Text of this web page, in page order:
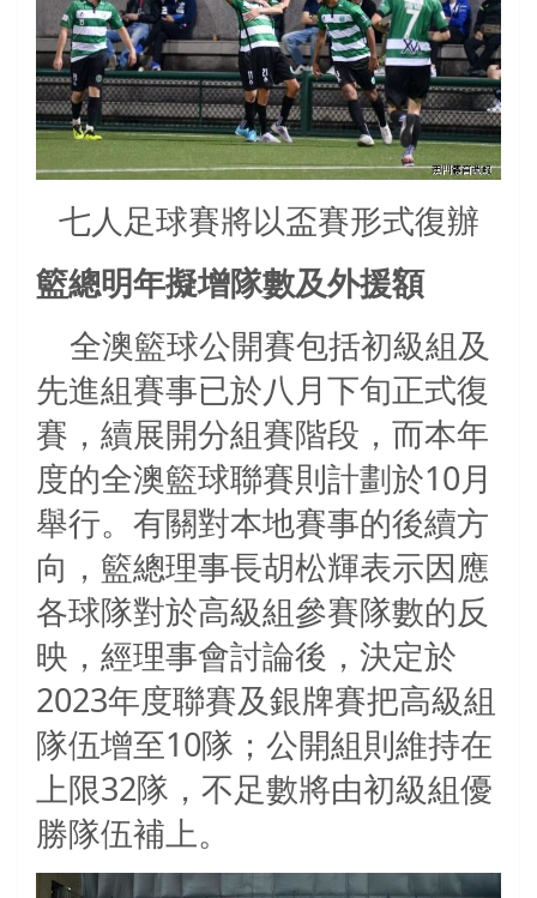
七人足球賽將以盃賽形式復辦
籃總明年擬增隊數及外援額
全澳籃球公開賽包括初級組及
先進組賽事已於八月下旬正式復
賽，續展開分組賽階段，而本年
度的全澳籃球聯賽則計劃於10月
舉行。有關對本地賽事的後續方
向，籃總理事長胡松輝表示因應
各球隊對於高級組參賽隊數的反
映，經理事會討論後，決定於
2023年度聯賽及銀牌賽把高級組
隊伍增至10隊；公開組則維持在
上限32隊，不足數將由初級組優
勝隊伍補上。